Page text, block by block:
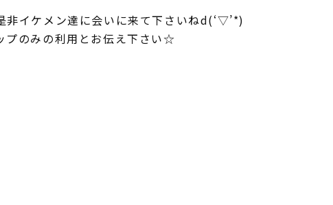
非イケメン達に会いに来て下さいねd(‘▽’*)
プのみの利用とお伝え下さい☆